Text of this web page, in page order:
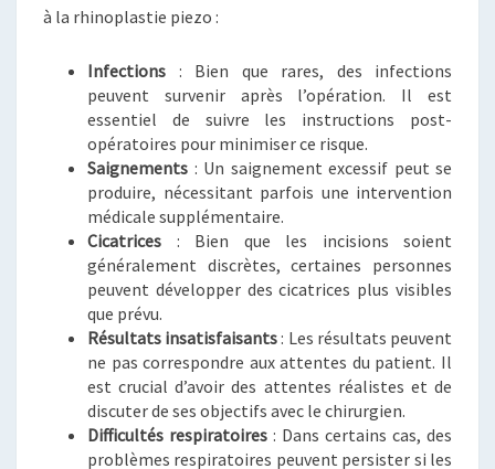
à la rhinoplastie piezo :
Infections : Bien que rares, des infections
peuvent survenir après l’opération. Il est
essentiel de suivre les instructions post-
opératoires pour minimiser ce risque.
Saignements : Un saignement excessif peut se
produire, nécessitant parfois une intervention
médicale supplémentaire.
Cicatrices : Bien que les incisions soient
généralement discrètes, certaines personnes
peuvent développer des cicatrices plus visibles
que prévu.
Résultats insatisfaisants: Les résultats peuvent
ne pas correspondre aux attentes du patient. Il
est crucial d’avoir des attentes réalistes et de
discuter de ses objectifs avec le chirurgien.
Difficultés respiratoires : Dans certains cas, des
problèmes respiratoires peuvent persister si les